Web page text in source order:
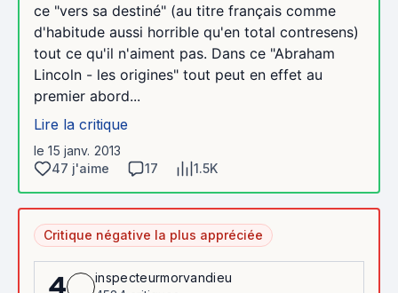
ce "vers sa destiné" (au titre français comme
d'habitude aussi horrible qu'en total contresens)
tout ce qu'il n'aiment pas. Dans ce "Abraham
Lincoln - les origines" tout peut en effet au
premier abord...
Lire la critique
le 15 janv. 2013
47 j'aime
17 1.5K
Critique négative la plus appréciée
4
inspecteurmorvandieu